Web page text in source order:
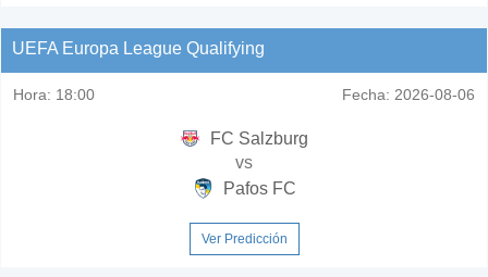
UEFA Europa League Qualifying
Hora: 18:00 Fecha: 2026-08-06
FC Salzburg
vs
Pafos FC
Ver Predicción